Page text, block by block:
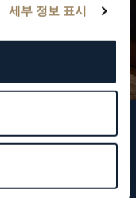
세부 정보 표시